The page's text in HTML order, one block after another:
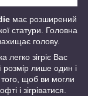
має розширений
статури. Головна
голову.
легко зігріє Вас
розмір лише один і
щоб ви могли
і зігріватися.